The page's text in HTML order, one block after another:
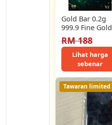
Gold Bar 0.2g
999.9 Fine Gold
by Siti Jewels
Official Design
RM 188
Lihat harga
sebenar
Tawaran limited